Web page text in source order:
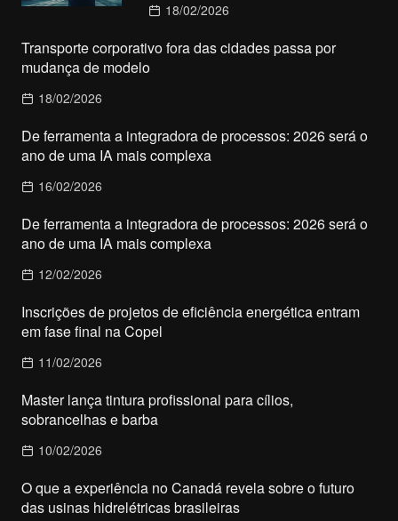
18/02/2026
Transporte corporativo fora das cidades passa por
mudança de modelo
18/02/2026
De ferramenta a integradora de processos: 2026 será o
ano de uma IA mais complexa
16/02/2026
De ferramenta a integradora de processos: 2026 será o
ano de uma IA mais complexa
12/02/2026
Inscrições de projetos de eficiência energética entram
em fase final na Copel
11/02/2026
Master lança tintura profissional para cílios,
sobrancelhas e barba
10/02/2026
O que a experiência no Canadá revela sobre o futuro
das usinas hidrelétricas brasileiras